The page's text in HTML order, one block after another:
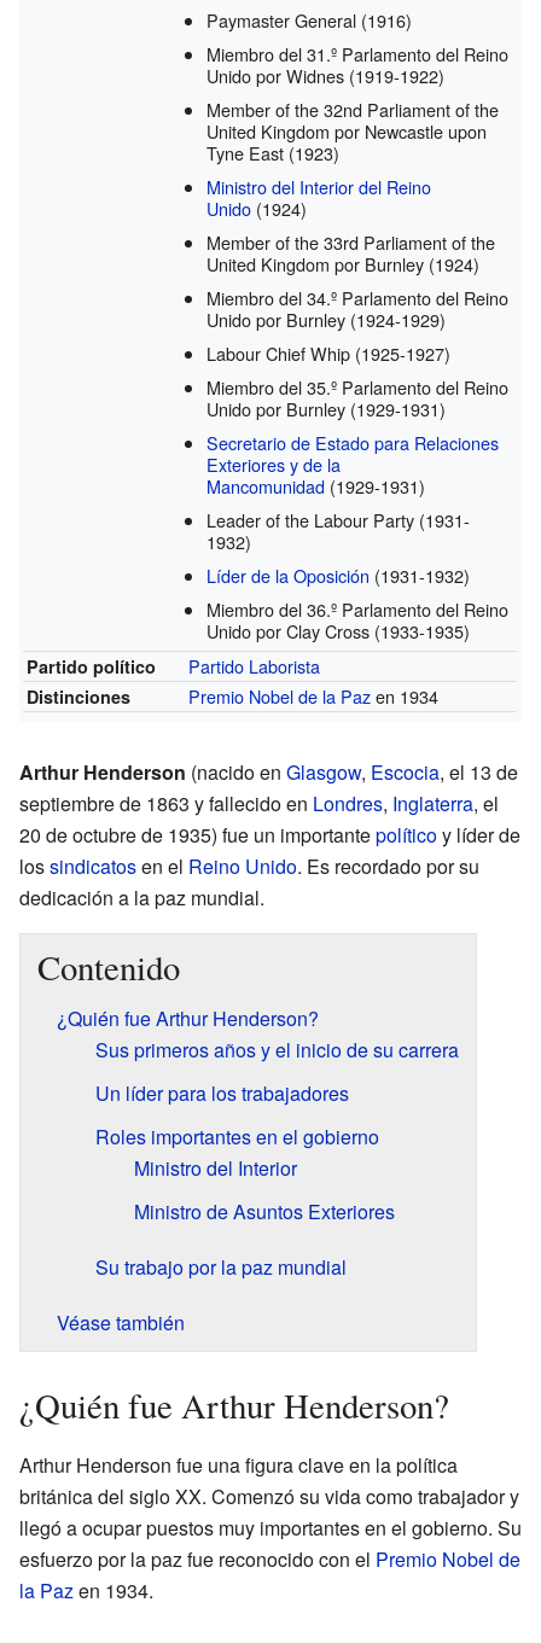
Paymaster General (1916)
Miembro del 31.º Parlamento del Reino
Unido por Widnes (1919-1922)
Member of the 32nd Parliament of the
United Kingdom por Newcastle upon
Tyne East (1923)
Ministro del Interior del Reino
Unido (1924)
Member of the 33rd Parliament of the
United Kingdom por Burnley (1924)
Miembro del 34.º Parlamento del Reino
Unido por Burnley (1924-1929)
Labour Chief Whip (1925-1927)
Miembro del 35.º Parlamento del Reino
Unido por Burnley (1929-1931)
Secretario de Estado para Relaciones
Exteriores y de la
Mancomunidad (1929-1931)
Leader of the Labour Party (1931-
1932)
Líder de la Oposición (1931-1932)
Miembro del 36.º Parlamento del Reino
Unido por Clay Cross (1933-1935)
Partido político Partido Laborista
Distinciones Premio Nobel de la Pazen 1934
Arthur Henderson (nacido en Glasgow, Escocia, el 13 de
septiembre de 1863 y fallecido en Londres, Inglaterra, el
20 de octubre de 1935) fue un importantepolíticoy líder de
lossindicatosen el Reino Unido. Es recordado por su
dedicación a la paz mundial.
Contenido
¿Quién fue Arthur Henderson?
Sus primeros años y el inicio de su carrera
Un líder para los trabajadores
Roles importantes en el gobierno
Ministro del Interior
Ministro de Asuntos Exteriores
Su trabajo por la paz mundial
Véase también
¿Quién fue Arthur Henderson?
Arthur Henderson fue una figura clave en la política
británica del siglo XX. Comenzó su vida como trabajador y
llegó a ocupar puestos muy importantes en el gobierno. Su
esfuerzo por la paz fue reconocido con el Premio Nobel de
la Pazen 1934.